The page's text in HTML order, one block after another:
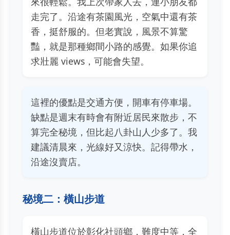
走完了。沿途有茶園風光，空氣中還有茶
香，挺舒服的。但老實說，風景不算驚
豔，就是那種鄉間小路的感覺。如果你追
求壯麗 views，可能會失望。
這裡的優點是交通方便，開車有停車場。
缺點是週末有時會有附近居民來散步，不
算完全秘境，但比起八卦山人少多了。我
建議清晨來，光線好又涼快。記得帶水，
沿途沒賣店。
秘境二：橫山步道
橫山步道位於彰化社頭鄉，難度中等，全